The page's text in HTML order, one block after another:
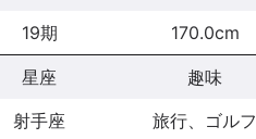
19期 170.0cm
星座
射手座
趣味
旅行、ゴルフ